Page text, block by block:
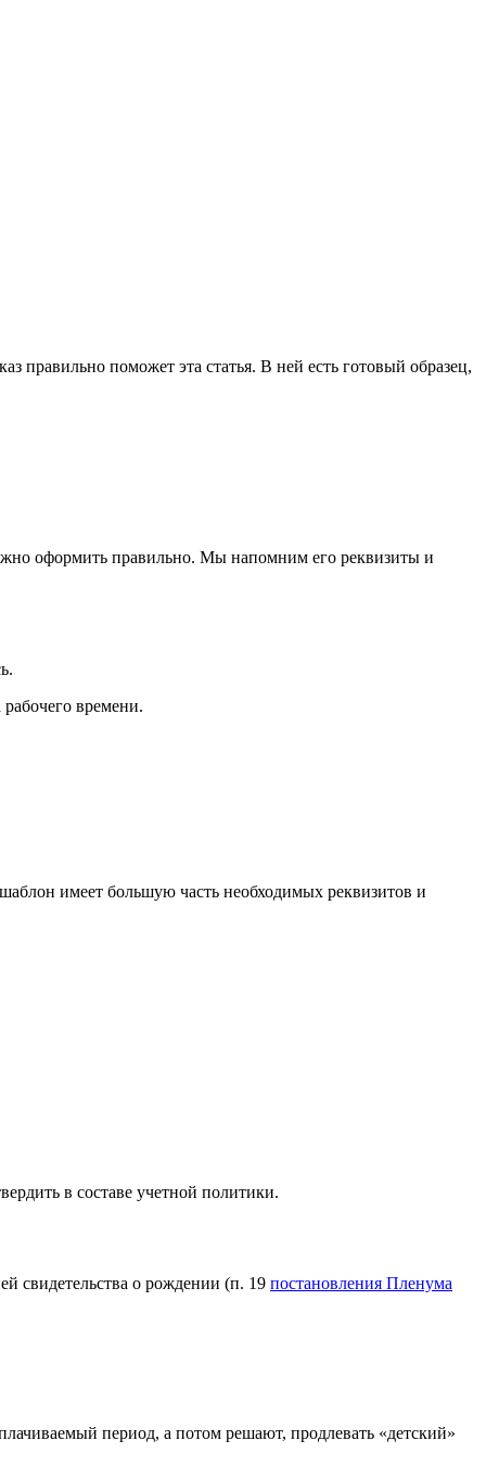
правильно поможет эта статья. В ней есть готовый образец,
оформить правильно. Мы напомним его реквизиты и
времени.
имеет большую часть необходимых реквизитов и
в составе учетной политики.
свидетельства о рождении (п. 19 постановления Пленума
период, а потом решают, продлевать «детский»